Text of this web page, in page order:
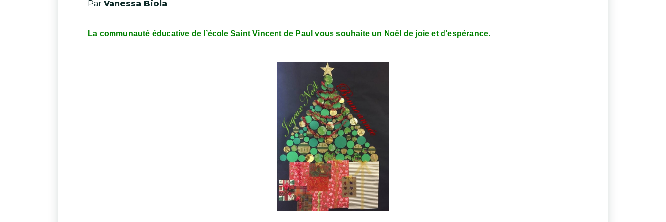
Par Vanessa Biola
La communauté éducative de l’école Saint Vincent de Paul vous souhaite un Noël de joie et d’espérance.